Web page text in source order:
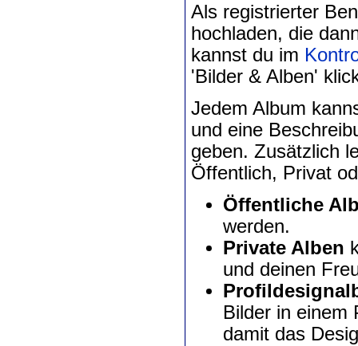
Als registrierter
hochladen, die
kannst du im
'Bilder & Alben'
Jedem Album
und eine
geben. Zusätzlich
Öffentlich, Privat
Öffentliche
werden.
Private Alben
und deinen
Bilder in einem
damit das